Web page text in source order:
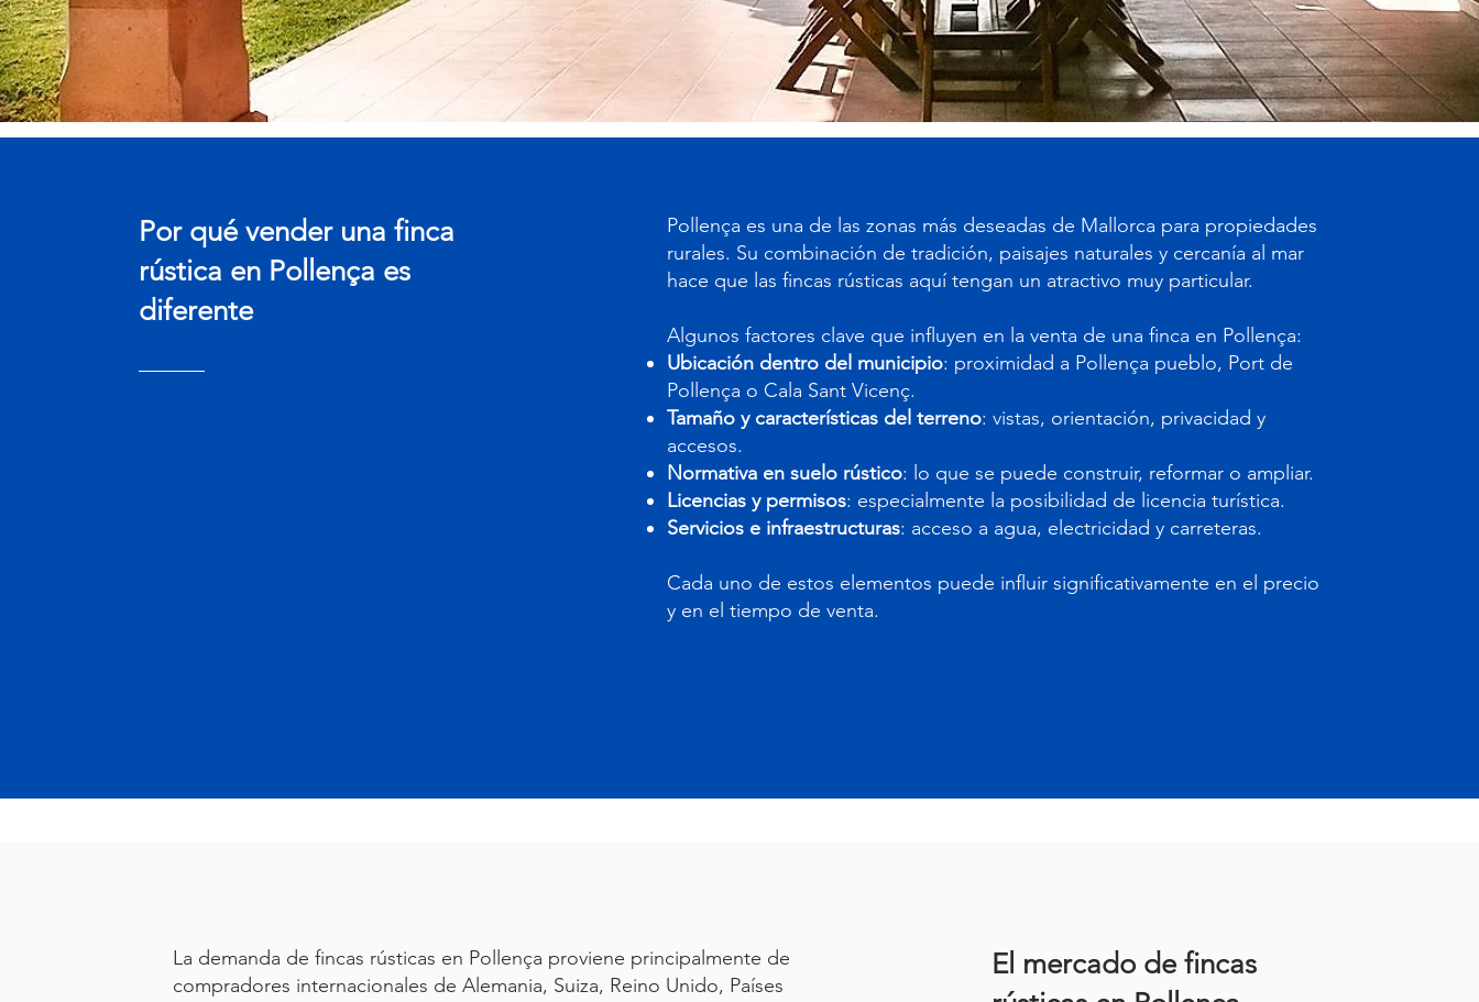
Por qué vender una finca
rústica en Pollença es
diferente
Pollença es una de las zonas más deseadas de Mallorca para propiedades
rurales. Su combinación de tradición, paisajes naturales y cercanía al mar
hace que las fincas rústicas aquí tengan un atractivo muy particular.
Algunos factores clave que influyen en la venta de una finca en Pollença:
Ubicación dentro del municipio: proximidad a Pollença pueblo, Port de
Pollença o Cala Sant Vicenç.
Tamaño y características del terreno: vistas, orientación, privacidad y
accesos.
Normativa en suelo rústico: lo que se puede construir, reformar o ampliar.
Licencias y permisos: especialmente la posibilidad de licencia turística.
Servicios e infraestructuras: acceso a agua, electricidad y carreteras.
Cada uno de estos elementos puede influir significativamente en el precio
y en el tiempo de venta.
La demanda de fincas rústicas en Pollença proviene principalmente de
compradores internacionales de Alemania, Suiza, Reino Unido, Países
El mercado de fincas